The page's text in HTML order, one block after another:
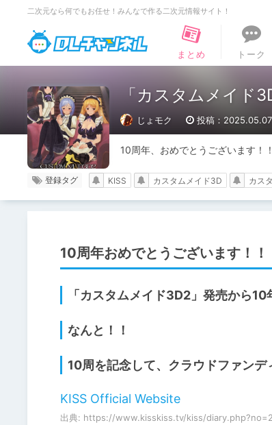
二次元なら何でもお任せ！みんなで作る二次元情報サイト！
DLチャンネル
まとめ
トーク
「カスタムメイド
じょモク 投稿：2025.05.07
10周年、おめでとうございます！！
登録タグ KISS カスタムメイド3D カス
10周年おめでとうございます！
「カスタムメイド3D2」発売から
なんと！！
10周を記念して、クラウドファンデ
KISS Official Website
出典: https://www.kisskiss.tv/kiss/